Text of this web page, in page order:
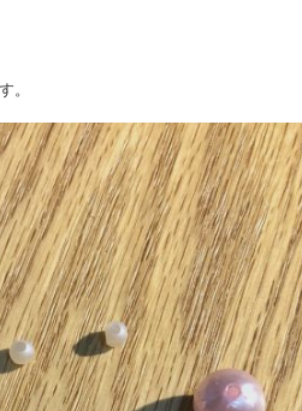
。